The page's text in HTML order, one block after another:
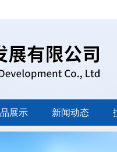
展示 新闻动态